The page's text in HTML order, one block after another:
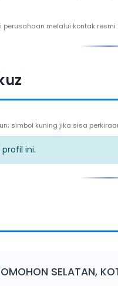
perusahaan melalui kontak resmi
simbol kuning jika sisa
ini.
SELATAN,